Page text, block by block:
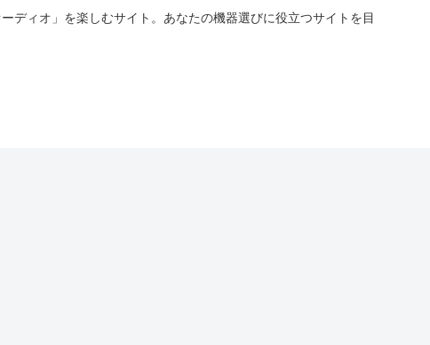
ディオ」を楽しむサイト。あなたの機器選びに役立つサイトを目